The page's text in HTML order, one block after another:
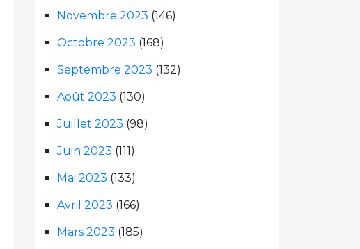
Novembre 2023 (146)
Octobre 2023 (168)
Septembre 2023 (132)
Août 2023 (130)
Juillet 2023 (98)
Juin 2023 (111)
Mai 2023 (133)
Avril 2023 (166)
Mars 2023 (185)